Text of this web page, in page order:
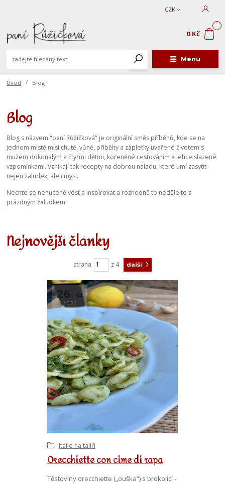
Menu
CZK
0 Kč
Úvod Blog
Blog
Blog s názvem "paní Růžičková" je originální směs příběhů, kde se na
jednom místě mísí chutě, vůně, příběhy a zápletky uvařené životem s
mužem dokonalým a čtyřmi dětmi, kořeněné cestováním a lehce slazené
vzpomínkami. Vznikají tak recepty na dobrou náladu, které umí zasytit
nejen žaludek, ale i mysl.
Nechte se nenuceně vést a inspirovat a rozhodně to nedělejte s
prázdným žaludkem.
Nejnovější články
strana z 4 další
Orecchiette con cime di rapa
26
04
2026
Itálie na talíři
Těstoviny orecchiette („ouška“) s brokolicí -